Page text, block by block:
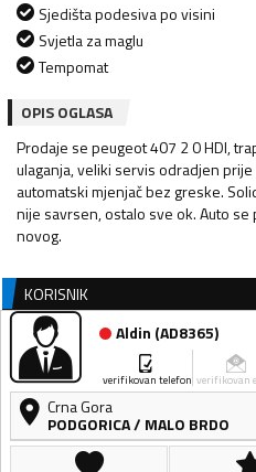
Sjedišta podesiva po visini
Svjetla za maglu
Tempomat
OPIS OGLASA
Prodaje se peugeot 407 2 0 HDI,
ulaganja, veliki servis odradjen
automatski mjenjač bez greske.
nije savrsen, ostalo sve ok. Auto
novog.
KORISNIK
Aldin (AD8365)
verifikovan telefon verifikovan
Crna Gora
PODGORICA/ MALO BRDO